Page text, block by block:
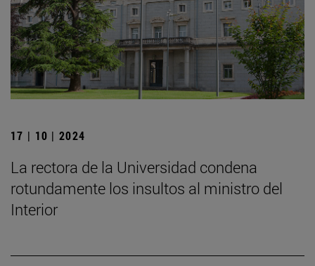
17 | 10 | 2024
La rectora de la Universidad condena
rotundamente los insultos al ministro del
Interior